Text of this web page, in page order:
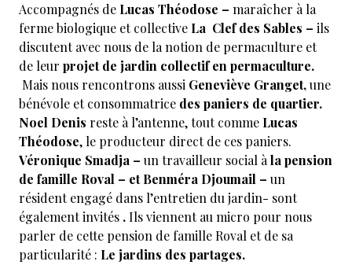
Accompagnés de Lucas Théodose – maraîcher à la
ferme biologique et collective La Clef des Sables – ils
discutent avec nous de la notion de permaculture et
de leur projet de jardin collectif en permaculture.
Mais nous rencontrons aussi Geneviève Granget,une
bénévole et consommatrice des paniers de quartier.
Noel Denis reste à l’antenne, tout comme Lucas
Théodose, le producteur direct de ces paniers.
Véronique Smadja – un travailleur social à la pension
de famille Roval – et Benméra Djoumail – un
résident engagé dans l’entretien du jardin- sont
également invités .Ils viennent au micro pour nous
parler de cette pension de famille Roval et de sa
particularité : Le jardins des partages.